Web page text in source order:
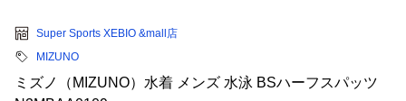
Super Sports XEBIO &mall店
MIZUNO
ミズノ（MIZUNO）水着 メンズ 水泳 BSハーフスパッツ